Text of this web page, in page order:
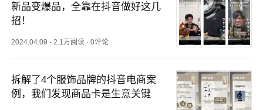
新品变爆品，全靠在抖音做好这几
招！
2024.04.09 · 2.1万阅读 ·0评论
拆解了4个服饰品牌的抖音电商案
例，我们发现商品卡是生意关键